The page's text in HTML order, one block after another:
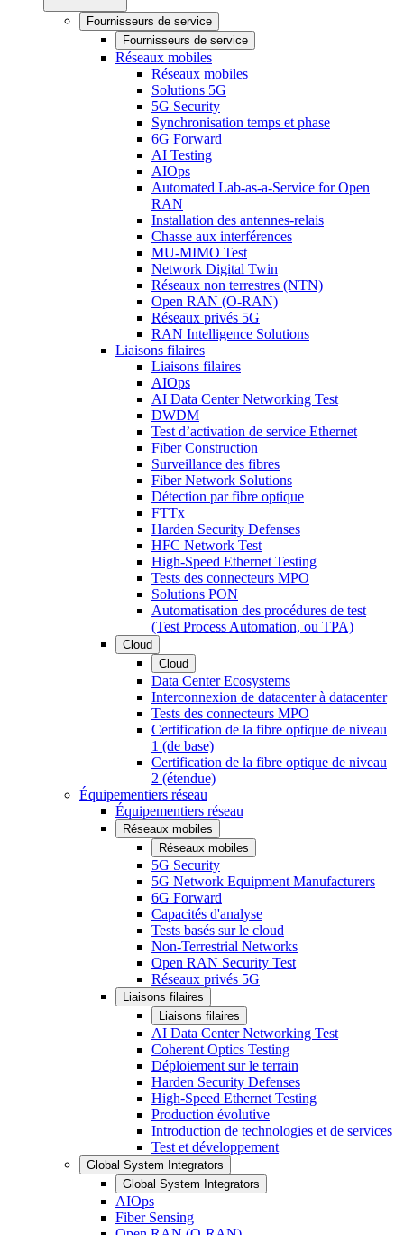
Fournisseurs de service
Fournisseurs de service
Réseaux mobiles
Réseaux mobiles
Solutions 5G
5G Security
Synchronisation temps et phase
6G Forward
AI Testing
AIOps
Automated Lab-as-a-Service for Open
RAN
Installation des antennes-relais
Chasse aux interférences
MU-MIMO Test
Network Digital Twin
Réseaux non terrestres (NTN)
Open RAN (O-RAN)
Réseaux privés 5G
RAN Intelligence Solutions
Liaisons filaires
Liaisons filaires
AIOps
AI Data Center Networking Test
DWDM
Test d’activation de service Ethernet
Fiber Construction
Surveillance des fibres
Fiber Network Solutions
Détection par fibre optique
FTTx
Harden Security Defenses
HFC Network Test
High-Speed Ethernet Testing
Tests des connecteurs MPO
Solutions PON
Automatisation des procédures de test
(Test Process Automation, ou TPA)
Cloud
Cloud
Data Center Ecosystems
Interconnexion de datacenter à datacenter
Tests des connecteurs MPO
Certification de la fibre optique de niveau
1 (de base)
Certification de la fibre optique de niveau
2 (étendue)
Équipementiers réseau
Équipementiers réseau
Réseaux mobiles
Réseaux mobiles
5G Security
5G Network Equipment Manufacturers
6G Forward
Capacités d'analyse
Tests basés sur le cloud
Non-Terrestrial Networks
Open RAN Security Test
Réseaux privés 5G
Liaisons filaires
Liaisons filaires
AI Data Center Networking Test
Coherent Optics Testing
Déploiement sur le terrain
Harden Security Defenses
High-Speed Ethernet Testing
Production évolutive
Introduction de technologies et de services
Test et développement
Global System Integrators
Global System Integrators
AIOps
Fiber Sensing